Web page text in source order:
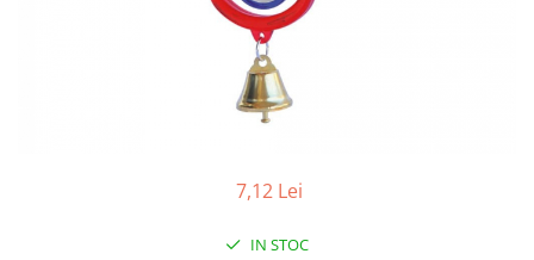
7,12 Lei
IN STOC